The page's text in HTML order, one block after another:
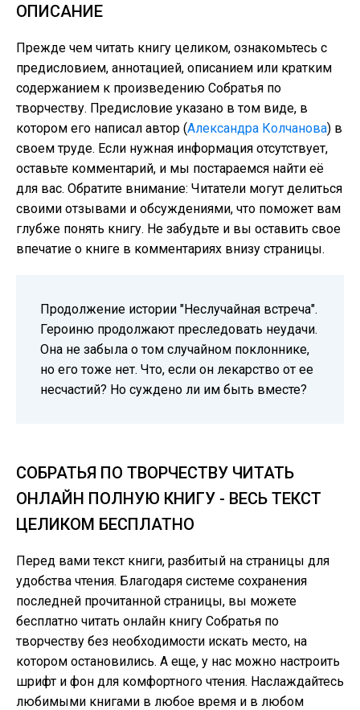
ОПИСАНИЕ
Прежде чем читать книгу целиком, ознакомьтесь с
предисловием, аннотацией, описанием или кратким
содержанием к произведению Собратья по
творчеству. Предисловие указано в том виде, в
котором его написал автор (Александра Колчанова) в
своем труде. Если нужная информация отсутствует,
оставьте комментарий, и мы постараемся найти её
для вас. Обратите внимание: Читатели могут делиться
своими отзывами и обсуждениями, что поможет вам
глубже понять книгу. Не забудьте и вы оставить свое
впечатие о книге в комментариях внизу страницы.
Продолжение истории "Неслучайная встреча".
Героиню продолжают преследовать неудачи.
Она не забыла о том случайном поклоннике,
но его тоже нет. Что, если он лекарство от ее
несчастий? Но суждено ли им быть вместе?
СОБРАТЬЯ ПО ТВОРЧЕСТВУ ЧИТАТЬ
ОНЛАЙН ПОЛНУЮ КНИГУ - ВЕСЬ ТЕКСТ
ЦЕЛИКОМ БЕСПЛАТНО
Перед вами текст книги, разбитый на страницы для
удобства чтения. Благодаря системе сохранения
последней прочитанной страницы, вы можете
бесплатно читать онлайн книгу Собратья по
творчеству без необходимости искать место, на
котором остановились. А еще, у нас можно настроить
шрифт и фон для комфортного чтения. Наслаждайтесь
любимыми книгами в любое время и в любом